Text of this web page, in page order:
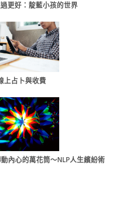
更好：靛藍小孩的世界
上占卜與收費
內心的萬花筒～NLP人生繽紛術